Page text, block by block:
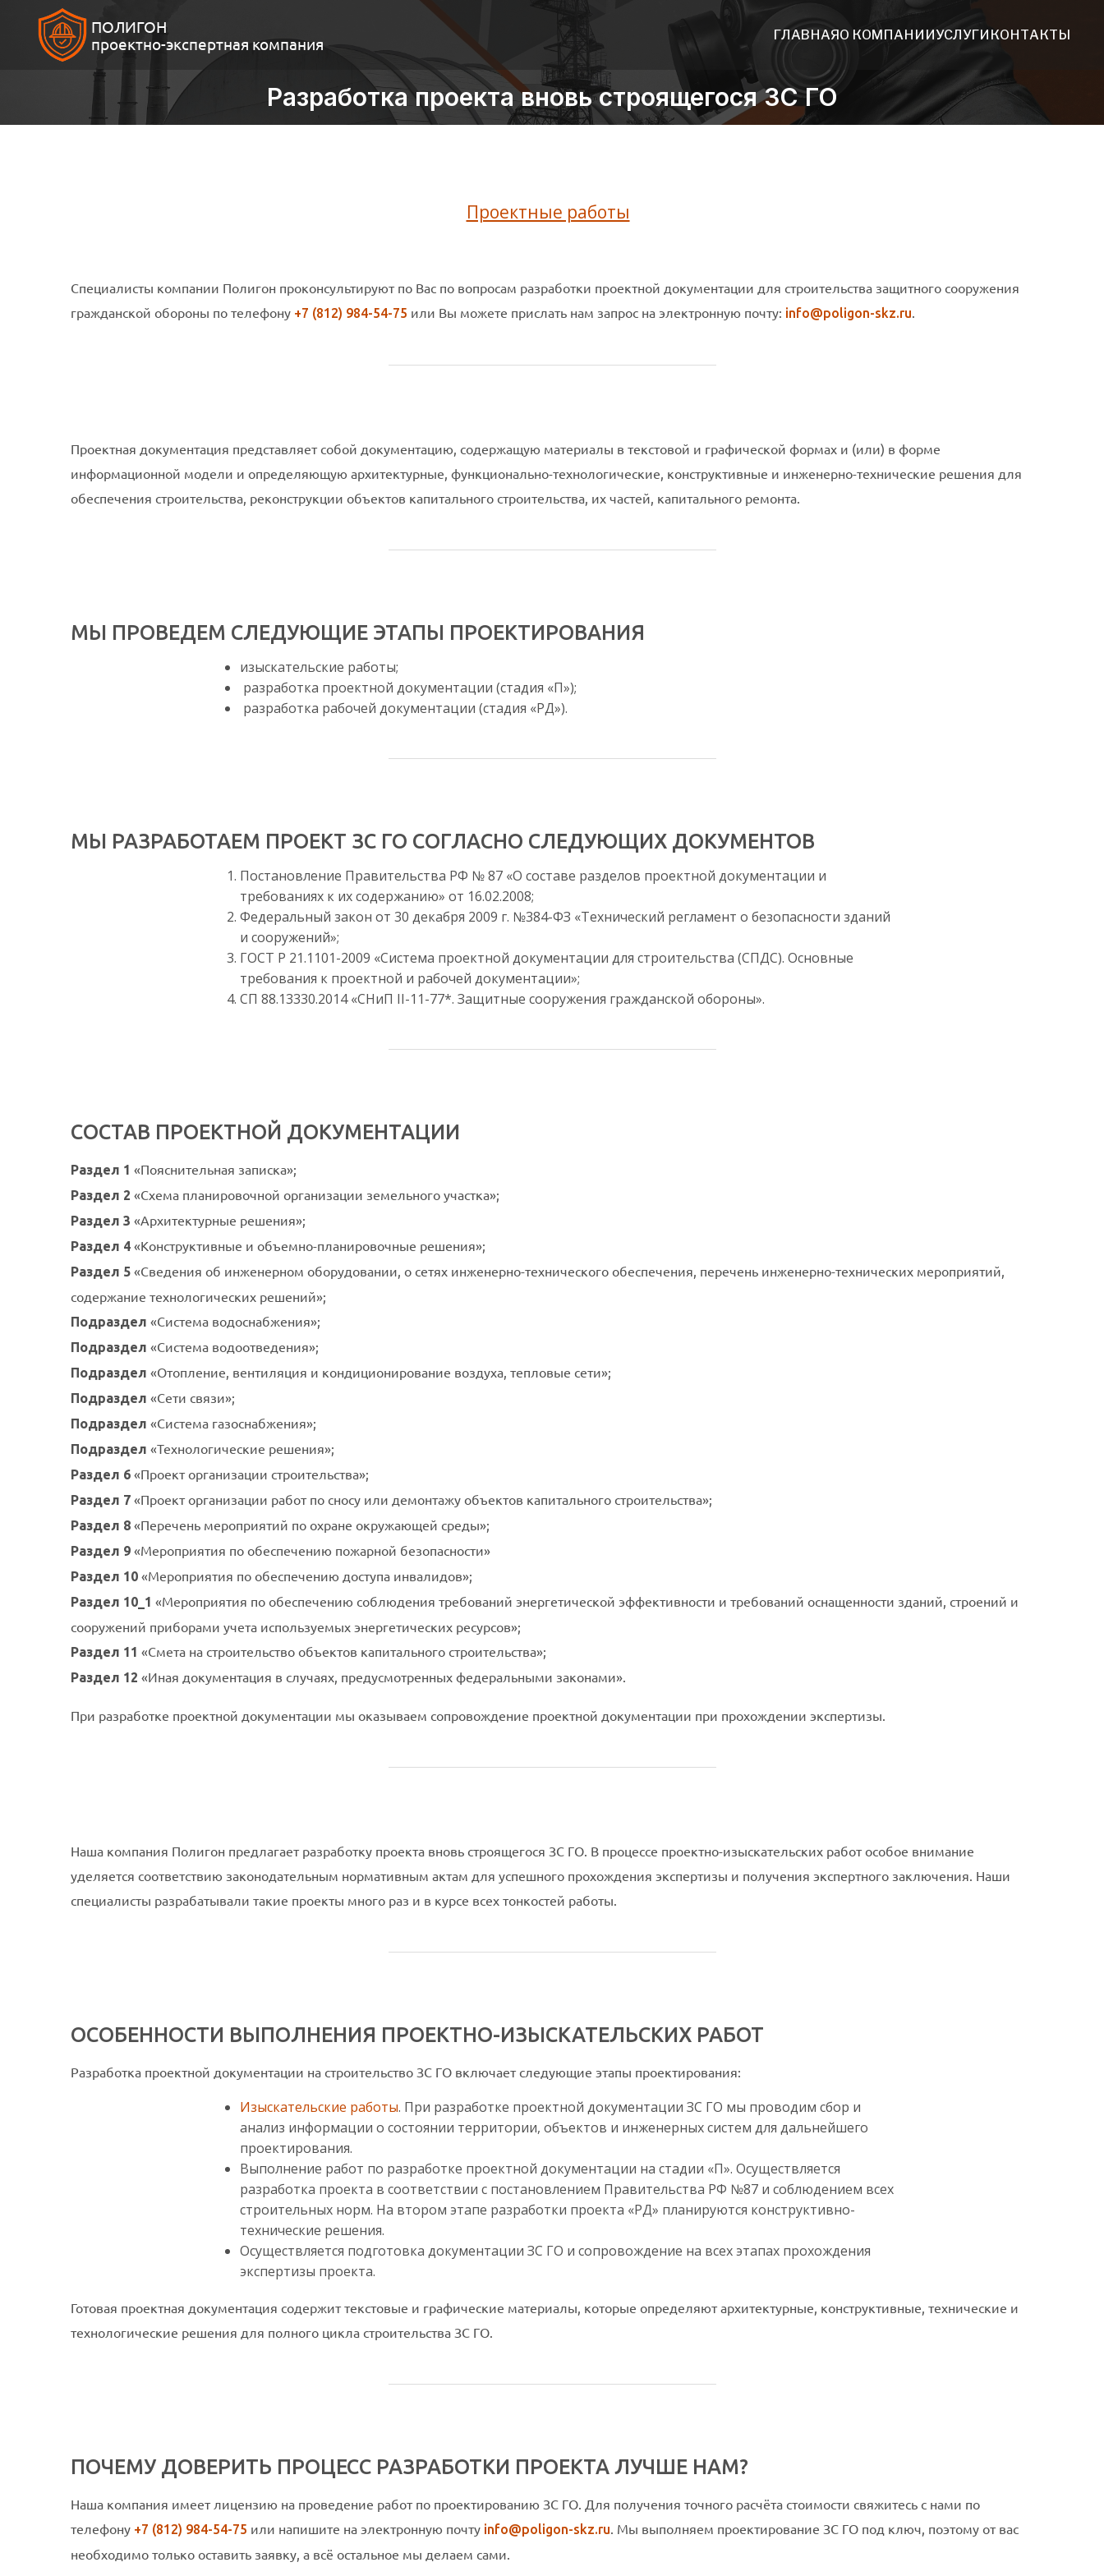
ПОЛИГОН
проектно-экспертная компания
ГЛАВНАЯО КОМПАНИИУСЛУГИ КОНТАКТЫ
Разработка проекта вновь строящегося ЗС ГО
Проектные работы
Специалисты компании Полигон проконсультируют по Вас по вопросам разработки проектной документации для строительства защитного сооружения
гражданской обороны по телефону +7 (812) 984-54-75 или Вы можете прислать нам запрос на электронную почту: info@poligon-skz.ru.
Проектная документация представляет собой документацию, содержащую материалы в текстовой и графической формах и (или) в форме
информационной модели и определяющую архитектурные, функционально-технологические, конструктивные и инженерно-технические решения для
обеспечения строительства, реконструкции объектов капитального строительства, их частей, капитального ремонта.
МЫ ПРОВЕДЕМ СЛЕДУЮЩИЕ ЭТАПЫ ПРОЕКТИРОВАНИЯ
изыскательские работы;
разработка проектной документации (стадия «П»);
разработка рабочей документации (стадия «РД»).
МЫ РАЗРАБОТАЕМ ПРОЕКТ ЗС ГО СОГЛАСНО СЛЕДУЮЩИХ ДОКУМЕНТОВ
Постановление Правительства РФ № 87 «О составе разделов проектной документации и
требованиях к их содержанию» от 16.02.2008;
Федеральный закон от 30 декабря 2009 г. №384-ФЗ «Технический регламент о безопасности зданий
и сооружений»;
ГОСТ Р 21.1101-2009 «Система проектной документации для строительства (СПДС). Основные
требования к проектной и рабочей документации»;
СП 88.13330.2014 «СНиП II-11-77*. Защитные сооружения гражданской обороны».
СОСТАВ ПРОЕКТНОЙ ДОКУМЕНТАЦИИ
Раздел 1 «Пояснительная записка»;
Раздел 2 «Схема планировочной организации земельного участка»;
Раздел 3 «Архитектурные решения»;
Раздел 4 «Конструктивные и объемно-планировочные решения»;
Раздел 5 «Сведения об инженерном оборудовании, о сетях инженерно-технического обеспечения, перечень инженерно-технических мероприятий,
содержание технологических решений»;
Подраздел «Система водоснабжения»;
Подраздел «Система водоотведения»;
Подраздел «Отопление, вентиляция и кондиционирование воздуха, тепловые сети»;
Подраздел «Сети связи»;
Подраздел «Система газоснабжения»;
Подраздел «Технологические решения»;
Раздел 6 «Проект организации строительства»;
Раздел 7 «Проект организации работ по сносу или демонтажу объектов капитального строительства»;
Раздел 8 «Перечень мероприятий по охране окружающей среды»;
Раздел 9 «Мероприятия по обеспечению пожарной безопасности»
Раздел 10 «Мероприятия по обеспечению доступа инвалидов»;
Раздел 10_1 «Мероприятия по обеспечению соблюдения требований энергетической эффективности и требований оснащенности зданий, строений и
сооружений приборами учета используемых энергетических ресурсов»;
Раздел 11 «Смета на строительство объектов капитального строительства»;
Раздел 12 «Иная документация в случаях, предусмотренных федеральными законами».
При разработке проектной документации мы оказываем сопровождение проектной документации при прохождении экспертизы.
Наша компания Полигон предлагает разработку проекта вновь строящегося ЗС ГО. В процессе проектно-изыскательских работ особое внимание
уделяется соответствию законодательным нормативным актам для успешного прохождения экспертизы и получения экспертного заключения. Наши
специалисты разрабатывали такие проекты много раз и в курсе всех тонкостей работы.
ОСОБЕННОСТИ ВЫПОЛНЕНИЯ ПРОЕКТНО-ИЗЫСКАТЕЛЬСКИХ РАБОТ
Разработка проектной документации на строительство ЗС ГО включает следующие этапы проектирования:
Изыскательские работы. При разработке проектной документации ЗС ГО мы проводим сбор и
анализ информации о состоянии территории, объектов и инженерных систем для дальнейшего
проектирования.
Выполнение работ по разработке проектной документации на стадии «П». Осуществляется
разработка проекта в соответствии с постановлением Правительства РФ №87 и соблюдением всех
строительных норм. На втором этапе разработки проекта «РД» планируются конструктивно-
технические решения.
Осуществляется подготовка документации ЗС ГО и сопровождение на всех этапах прохождения
экспертизы проекта.
Готовая проектная документация содержит текстовые и графические материалы, которые определяют архитектурные, конструктивные, технические и
технологические решения для полного цикла строительства ЗС ГО.
ПОЧЕМУ ДОВЕРИТЬ ПРОЦЕСС РАЗРАБОТКИ ПРОЕКТА ЛУЧШЕ НАМ?
Наша компания имеет лицензию на проведение работ по проектированию ЗС ГО. Для получения точного расчёта стоимости свяжитесь с нами по
телефону +7 (812) 984-54-75 или напишите на электронную почту info@poligon-skz.ru. Мы выполняем проектирование ЗС ГО под ключ, поэтому от вас
необходимо только оставить заявку, а всё остальное мы делаем сами.